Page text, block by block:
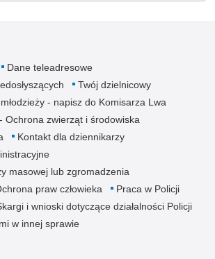
Dane teleadresowe
Twój dzielnicowy
- napisz do Komisarza Lwa
Ochrona zwierząt i środowiska
Kontakt dla dziennikarzy
masowej lub zgromadzenia
praw człowieka
Praca w Policji
i wnioski dotyczące działalności Policji
w innej sprawie